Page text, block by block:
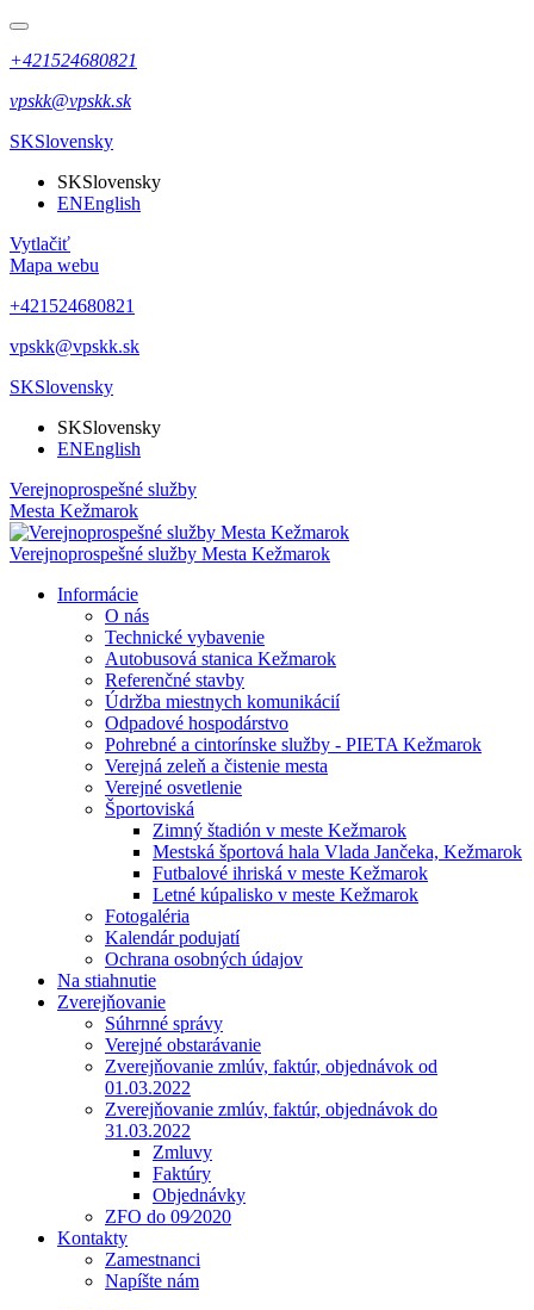
+421524680821
vpskk@vpskk.sk
SKSlovensky
SKSlovensky
ENEnglish
Vytlačiť
Mapa webu
+421524680821
vpskk@vpskk.sk
SKSlovensky
SKSlovensky
ENEnglish
Verejnoprospešné služby
Mesta Kežmarok
Verejnoprospešné služby Mesta Kežmarok
Informácie
O nás
Technické vybavenie
Autobusová stanica Kežmarok
Referenčné stavby
Údržba miestnych komunikácií
Odpadové hospodárstvo
Pohrebné a cintorínske služby - PIETA Kežmarok
Verejná zeleň a čistenie mesta
Verejné osvetlenie
Športoviská
Zimný štadión v meste Kežmarok
Mestská športová hala Vlada Jančeka, Kežmarok
Futbalové ihriská v meste Kežmarok
Letné kúpalisko v meste Kežmarok
Fotogaléria
Kalendár podujatí
Ochrana osobných údajov
Na stiahnutie
Zverejňovanie
Súhrnné správy
Verejné obstarávanie
Zverejňovanie zmlúv, faktúr, objednávok od
01.03.2022
Zverejňovanie zmlúv, faktúr, objednávok do
31.03.2022
Zmluvy
Faktúry
Objednávky
ZFO do 09⁄2020
Kontakty
Zamestnanci
Napíšte nám